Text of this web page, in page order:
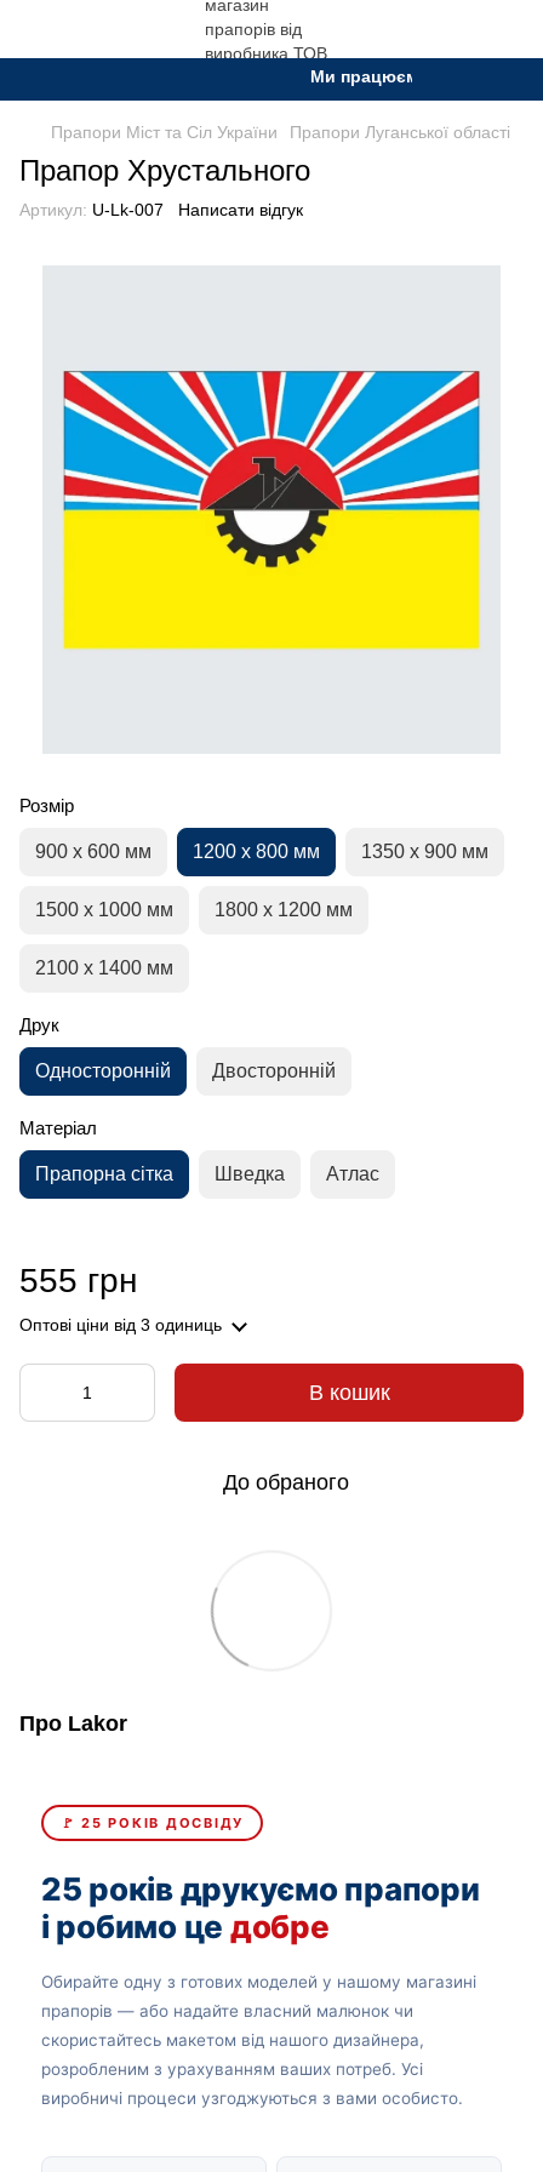
Ми працюємо. Все буде
Прапори Міст та Сіл України Прапори Луганської області
Прапор Хрустального
Артикул: U-Lk-007 Написати відгук
Розмір
900 х 600 мм 1200 х 800 мм 1350 х 900 мм
1500 х 1000 мм 1800 х 1200 мм
2100 х 1400 мм
Друк
Односторонній Двосторонній
Матеріал
Прапорна сітка Шведка Атлас
555 грн
Оптові ціни від 3 одиниць
В кошик
До обраного
Про Lakor
🚩 25 РОКІВ ДОСВІДУ
25 років друкуємо прапори
і робимо це добре
Обирайте одну з готових моделей у нашому магазині
прапорів — або надайте власний малюнок чи
скористайтесь макетом від нашого дизайнера,
розробленим з урахуванням ваших потреб. Усі
виробничі процеси узгоджуються з вами особисто.